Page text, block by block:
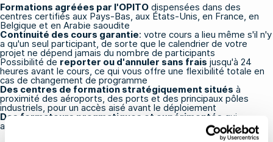
Formations agréées par l'OPITO dispensées dans des
centres certifiés aux Pays-Bas, aux États-Unis, en France, en
Belgique et en Arabie saoudite
Continuité des cours garantie: votre cours a lieu même s'il n'y
a qu'un seul participant, de sorte que le calendrier de votre
projet ne dépend jamais du nombre de participants
Possibilité de reporter ou d'annuler sans frais jusqu'à 24
heures avant le cours, ce qui vous offre une flexibilité totale en
cas de changement de programme
Des centres de formation stratégiquement situés à
proximité des aéroports, des ports et des principaux pôles
industriels, pour un accès aisé avant le déploiement
Des formateurs pragmatiques et expérimentés qui
apportent une véritable expertise en mer à chaque session